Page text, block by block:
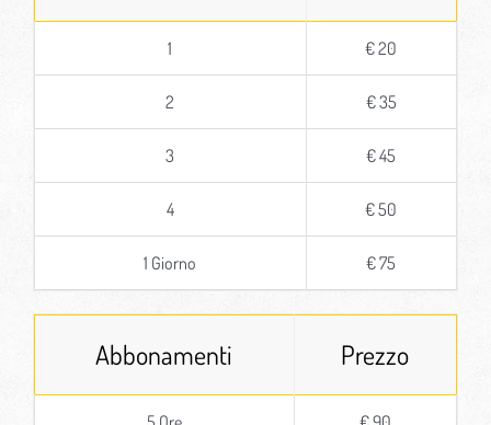
1 € 20
2 € 35
3 € 45
4 € 50
1 Giorno € 75
Abbonamenti Prezzo